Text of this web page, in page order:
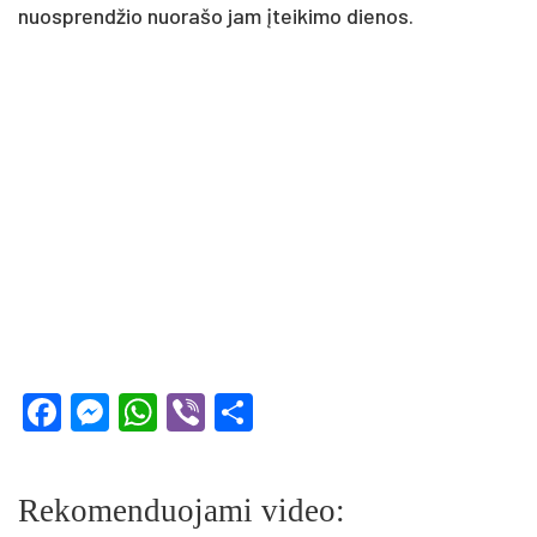
nuosprendžio nuorašo jam įteikimo dienos.
Facebook
Messenger
WhatsApp
Viber
Rekomenduojami video: